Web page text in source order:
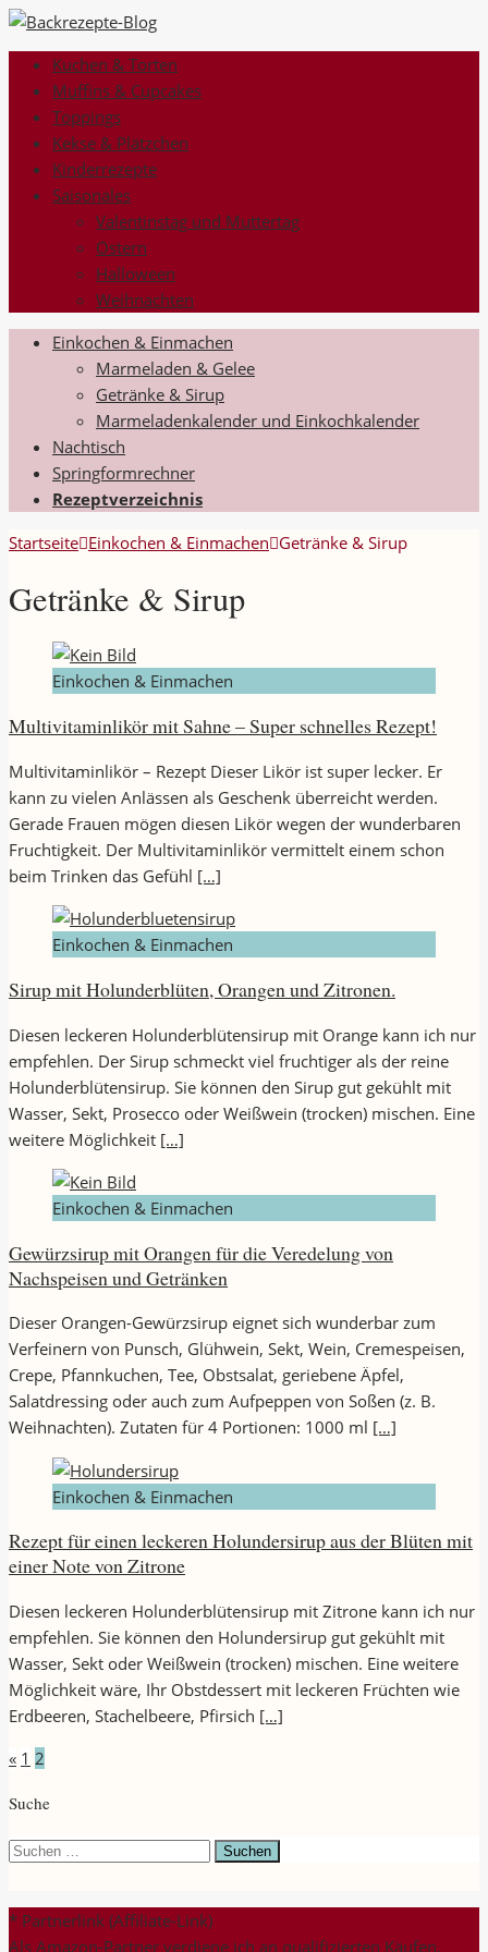
Kuchen & Torten
Muffins & Cupcakes
Toppings
Kekse & Plätzchen
Kinderrezepte
Saisonales
Valentinstag und Muttertag
Ostern
Halloween
Weihnachten
Einkochen & Einmachen
Marmeladen & Gelee
Getränke & Sirup
Marmeladenkalender und Einkochkalender
Nachtisch
Springformrechner
Rezeptverzeichnis
Startseite Einkochen & Einmachen Getränke & Sirup
Getränke & Sirup
Einkochen & Einmachen
Multivitaminlikör mit Sahne – Super schnelles Rezept!
Multivitaminlikör – Rezept Dieser Likör ist super lecker. Er
kann zu vielen Anlässen als Geschenk überreicht werden.
Gerade Frauen mögen diesen Likör wegen der wunderbaren
Fruchtigkeit. Der Multivitaminlikör vermittelt einem schon
beim Trinken das Gefühl […]
Einkochen & Einmachen
Sirup mit Holunderblüten, Orangen und Zitronen.
Diesen leckeren Holunderblütensirup mit Orange kann ich nur
empfehlen. Der Sirup schmeckt viel fruchtiger als der reine
Holunderblütensirup. Sie können den Sirup gut gekühlt mit
Wasser, Sekt, Prosecco oder Weißwein (trocken) mischen. Eine
weitere Möglichkeit […]
Einkochen & Einmachen
Gewürzsirup mit Orangen für die Veredelung von
Nachspeisen und Getränken
Dieser Orangen-Gewürzsirup eignet sich wunderbar zum
Verfeinern von Punsch, Glühwein, Sekt, Wein, Cremespeisen,
Crepe, Pfannkuchen, Tee, Obstsalat, geriebene Äpfel,
Salatdressing oder auch zum Aufpeppen von Soßen (z. B.
Weihnachten). Zutaten für 4 Portionen: 1000 ml […]
Einkochen & Einmachen
Rezept für einen leckeren Holundersirup aus der Blüten mit
einer Note von Zitrone
Diesen leckeren Holunderblütensirup mit Zitrone kann ich nur
empfehlen. Sie können den Holundersirup gut gekühlt mit
Wasser, Sekt oder Weißwein (trocken) mischen. Eine weitere
Möglichkeit wäre, Ihr Obstdessert mit leckeren Früchten wie
Erdbeeren, Stachelbeere, Pfirsich […]
Seitennummerierung
der
« 1 2
Suche
Suchen
* Partnerlink (Affiliate-Link)
Als Amazon-Partner verdiene ich an qualifizierten Käufen.